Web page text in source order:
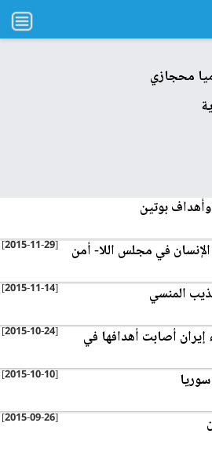
محجازي
وأهداف بوتين
[2015-11-29] في مجلس اللا- أمن
[2015-11-14] المنسي
[2015-10-24] أصابت أهدافها في
[2015-10-10]
[2015-09-26]